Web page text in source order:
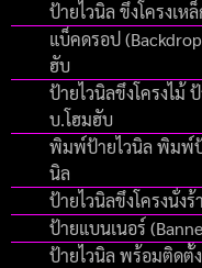
ป้ายไวนิล ขึงโครงเ
แบ็คดรอป
ฮับ
ป้ายไวนิลขึงโครงไม้
บ.โฮมฮับ
พิมพ์ป้ายไวนิล พิมพ์ป้
นิล
ป้ายไวนิลขึงโครงนั่ง
ป้ายแบนเนอร์
ป้ายไวนิล พร้อมติดตั้